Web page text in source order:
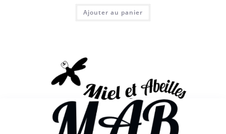
Ajouter au panier